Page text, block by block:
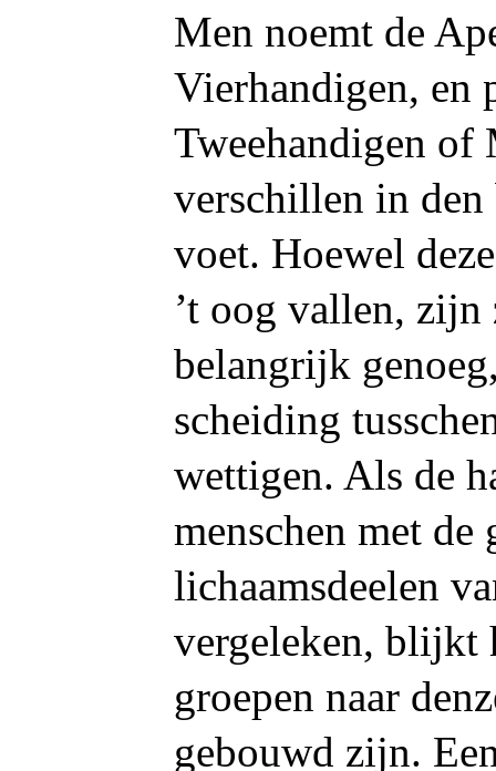
Men noemt de
Vierhandigen, en
Tweehandigen of
verschillen in den
voet. Hoewel
’t oog vallen,
belangrijk
scheiding
wettigen. Als de
menschen met
lichaamsdeelen
vergeleken, blijkt
groepen naar
gebouwd zijn.